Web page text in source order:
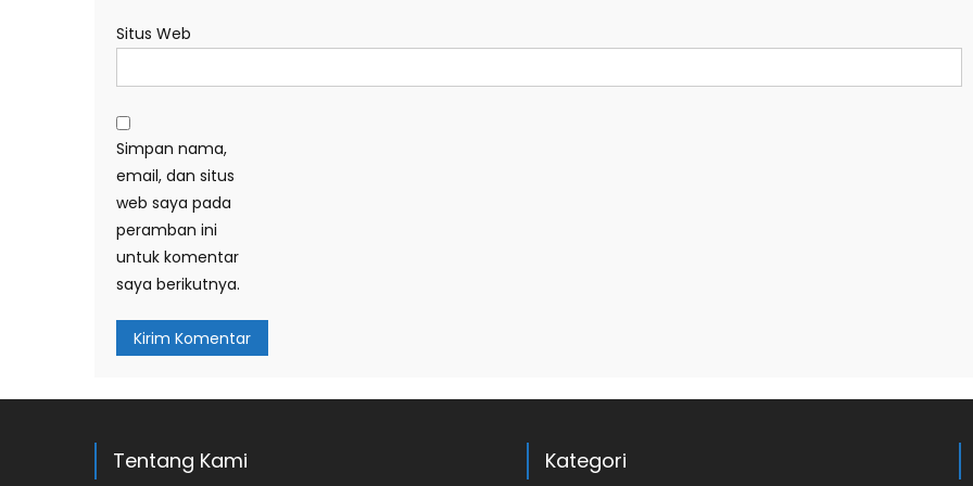
Situs Web
Simpan nama,
email, dan situs
web saya pada
peramban ini
untuk komentar
saya berikutnya.
Tentang Kami Kategori